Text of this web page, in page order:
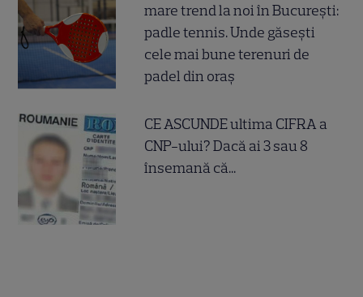
mare trend la noi în București:
padle tennis. Unde găsești
cele mai bune terenuri de
padel din oraș
CE ASCUNDE ultima CIFRA a
CNP-ului? Dacă ai 3 sau 8
însemană că...